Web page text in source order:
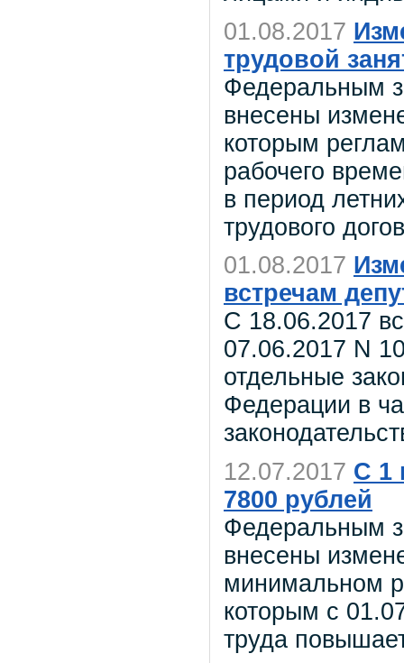
01.08.2017
трудовой
Федеральным
внесены
которым
рабочего
в период
трудового
01.08.2017
встречам
С 18.06.2017
07.06.2017 N
отдельные
Федерации в
12.07.2017 С 1
7800 рублей
Федеральным
внесены
минимальном
которым с
труда